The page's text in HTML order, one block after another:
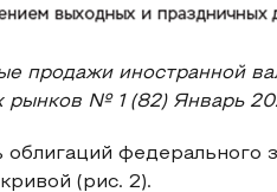
продажи иностранной
рынков № 1 (82) Январь
облигаций федерального
(рис. 2).